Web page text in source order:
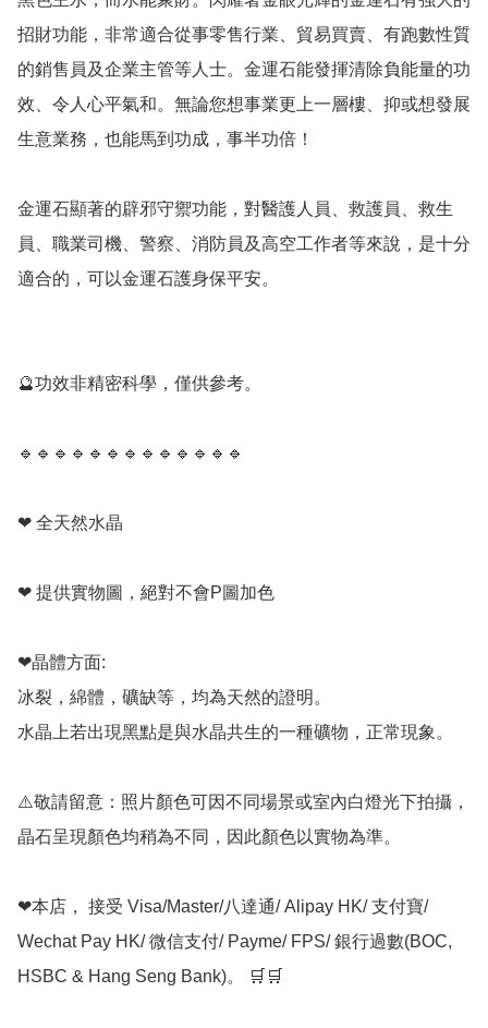
招財功能，非常適合從事零售行業、貿易買賣、有跑數性質
的銷售員及企業主管等人士。金運石能發揮清除負能量的功
效、令人心平氣和。無論您想事業更上一層樓、抑或想發展
生意業務，也能馬到功成，事半功倍！
金運石顯著的辟邪守禦功能，對醫護人員、救護員、救生
員、職業司機、警察、消防員及高空工作者等來說，是十分
適合的，可以金運石護身保平安。
🔮功效非精密科學，僅供參考。
🔹️🔹️🔹️🔹️🔹️🔹️🔹️🔹️🔹️🔹️🔹️🔹️🔹️
❤ 全天然水晶
❤ 提供實物圖，絕對不會P圖加色
❤晶體方面:
冰裂，綿體，礦缺等，均為天然的證明。
水晶上若出現黑點是與水晶共生的一種礦物，正常現象。
⚠️敬請留意：照片顏色可因不同場景或室內白燈光下拍攝，
晶石呈現顏色均稍為不同，因此顏色以實物為準。
❤本店， 接受 Visa/Master/八達通/ Alipay HK/ 支付寶/
Wechat Pay HK/ 微信支付/ Payme/ FPS/ 銀行過數(BOC,
HSBC & Hang Seng Bank)。 🛒🛒